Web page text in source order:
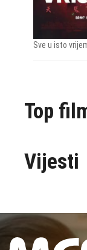
Sve u isto
Top
Vijesti